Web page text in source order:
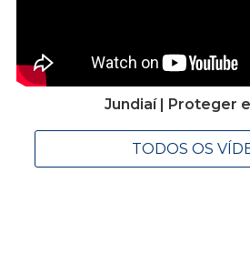
Jundiaí | Proteger
TODOS OS